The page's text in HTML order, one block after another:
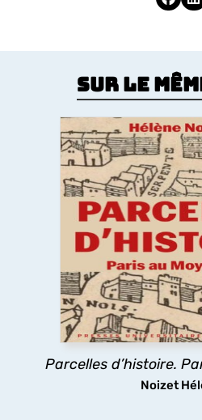
Sur le
Parcelles d’histoire.
Noizet
Parcelles d’histoire.
Âge
Comment le Moyen Âge a
ville de Paris ? Les églises,
lotissements, la poésie
comment les pratiques des
ont durablement
découvrir